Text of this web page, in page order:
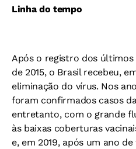
Linha do tempo
Após o registro dos últimos
de 2015, o Brasil recebeu,
eliminação do vírus. Nos
foram confirmados casos
entretanto, com o grande
às baixas coberturas
e, em 2019, após um ano